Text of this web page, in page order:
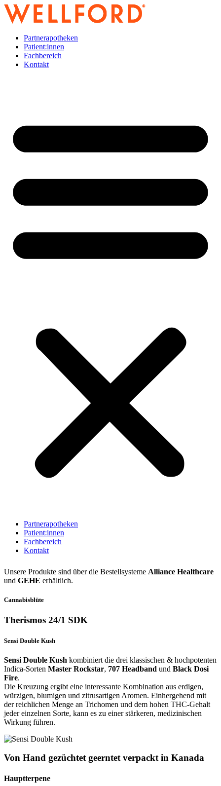
Zum
Inhalt
wechseln
Partnerapotheken
Patient:innen
Fachbereich
Kontakt
Partnerapotheken
Patient:innen
Fachbereich
Kontakt
Unsere Produkte sind über die Bestellsysteme Alliance Healthcare
und GEHE erhältlich.
Cannabisblüte
Therismos 24/1 SDK
Sensi Double Kush
Sensi Double Kush kombiniert die drei klassischen & hochpotenten
Indica-Sorten Master Rockstar, 707 Headband und Black Dosi
Fire.
Die Kreuzung ergibt eine interessante Kombination aus erdigen,
würzigen, blumigen und zitrusartigen Aromen. Einhergehend mit
der reichlichen Menge an Trichomen und dem hohen THC-Gehalt
jeder einzelnen Sorte, kann es zu einer stärkeren, medizinischen
Wirkung führen.
Von Hand gezüchtetgeerntetverpacktin Kanada
Hauptterpene